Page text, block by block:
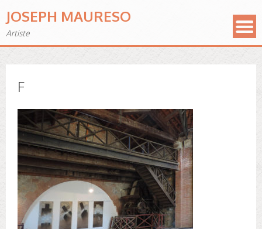
JOSEPH MAURESO
Artiste
F